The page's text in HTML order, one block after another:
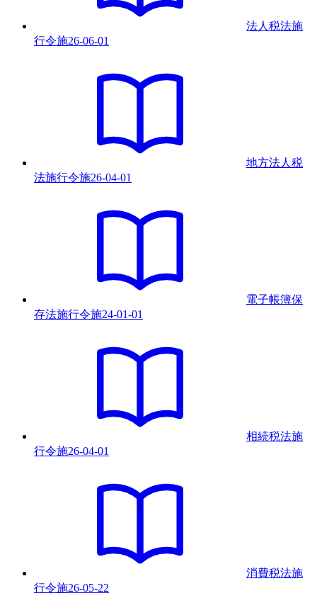
法人税法施
行令施26-06-01
地方法人税
法施行令施26-04-01
電子帳簿保
存法施行令施24-01-01
相続税法施
行令施26-04-01
消費税法施
行令施26-05-22